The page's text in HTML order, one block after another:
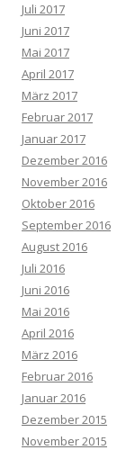
Juli 2017
Juni 2017
Mai 2017
April 2017
März 2017
Februar 2017
Januar 2017
Dezember 2016
November 2016
Oktober 2016
September 2016
August 2016
Juli 2016
Juni 2016
Mai 2016
April 2016
März 2016
Februar 2016
Januar 2016
Dezember 2015
November 2015